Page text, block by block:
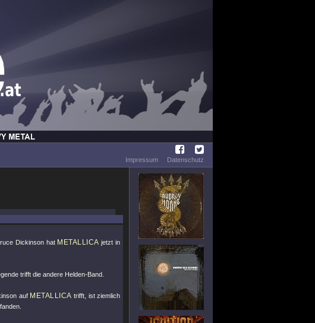
Impressum
Datenschutz
Dickinson hat METALLICA jetzt in
trifft die andere Helden-Band.
auf METALLICA trifft, ist ziemlich